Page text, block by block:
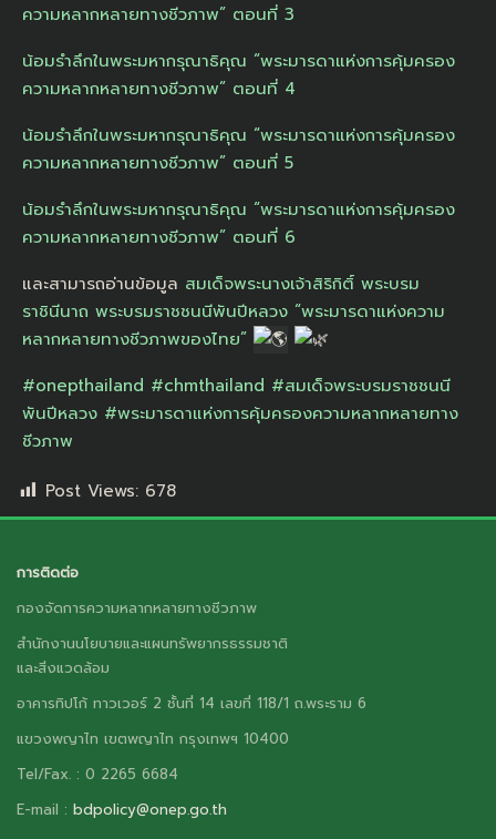
ความหลากหลายทางชีวภาพ” ตอนที่ 3
น้อมรำลึกในพระมหากรุณาธิคุณ “พระมารดาแห่งการคุ้มครอง
ความหลากหลายทางชีวภาพ” ตอนที่ 4
น้อมรำลึกในพระมหากรุณาธิคุณ “พระมารดาแห่งการคุ้มครอง
ความหลากหลายทางชีวภาพ” ตอนที่ 5
น้อมรำลึกในพระมหากรุณาธิคุณ “พระมารดาแห่งการคุ้มครอง
ความหลากหลายทางชีวภาพ” ตอนที่ 6
และสามารถอ่านข้อมูล สมเด็จพระนางเจ้าสิริกิติ์ พระบรม
ราชินีนาถ พระบรมราชชนนีพันปีหลวง “พระมารดาแห่งความ
หลากหลายทางชีวภาพของไทย”
#onepthailand #chmthailand #สมเด็จพระบรมราชชนนี
พันปีหลวง #พระมารดาแห่งการคุ้มครองความหลากหลายทาง
ชีวภาพ
Post Views: 678
การติดต่อ
กองจัดการความหลากหลายทางชีวภาพ
สำนักงานนโยบายและแผนทรัพยากรธรรมชาติ
และสิ่งแวดล้อม
อาคารทิปโก้ ทาวเวอร์ 2 ชั้นที่ 14 เลขที่ 118/1 ถ.พระราม 6
แขวงพญาไท เขตพญาไท กรุงเทพฯ 10400
Tel/Fax. : 0 2265 6684
E-mail : bdpolicy@onep.go.th